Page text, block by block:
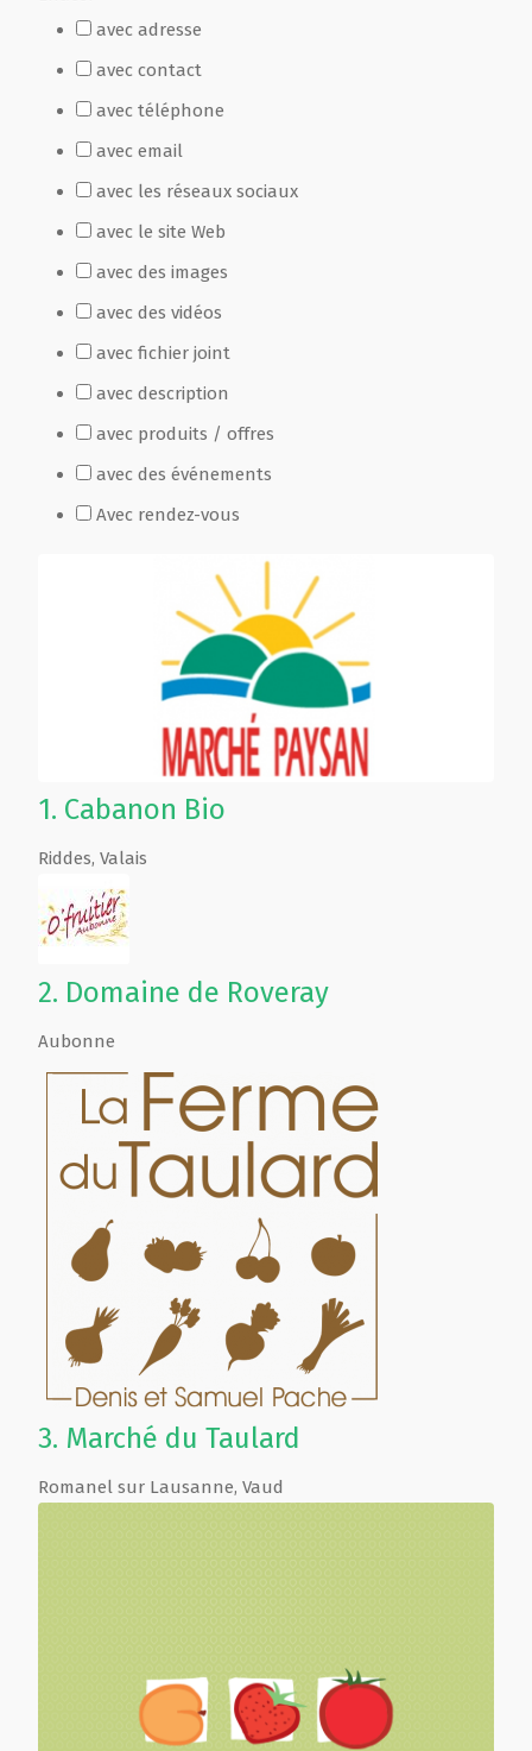
avec adresse
avec contact
avec téléphone
avec email
avec les réseaux sociaux
avec le site Web
avec des images
avec des vidéos
avec fichier joint
avec description
avec produits / offres
avec des événements
Avec rendez-vous
1. Cabanon Bio
Riddes, Valais
2. Domaine de Roveray
Aubonne
3. Marché du Taulard
Romanel sur Lausanne, Vaud
Fête Marché Paysan
Partenaires